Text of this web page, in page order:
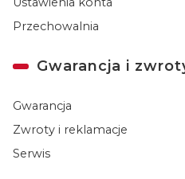
Przechowalnia
Gwarancja i
Gwarancja
Zwroty i reklamacje
Serwis